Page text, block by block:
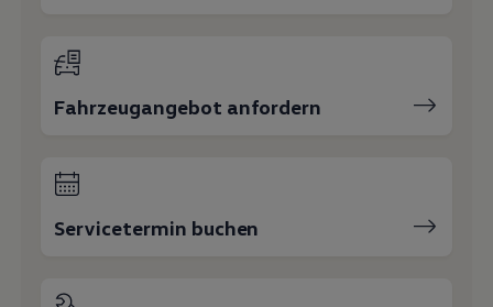
Fahrzeugangebot anfordern
Servicetermin buchen